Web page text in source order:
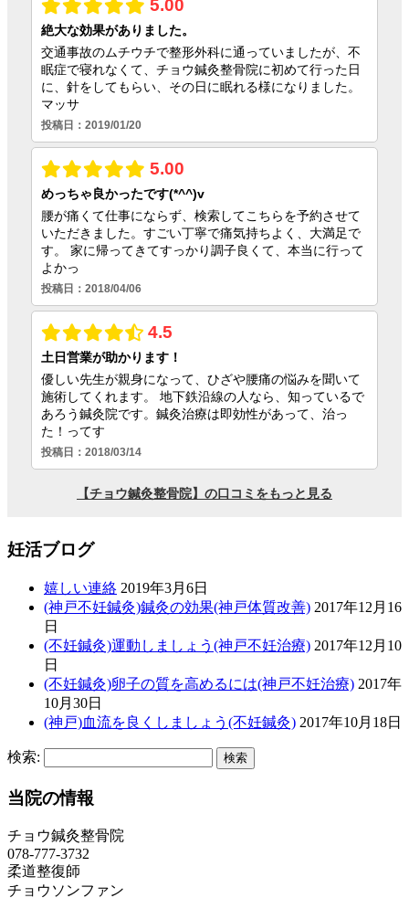
妊活ブログ
嬉しい連絡 2019年3月6日
(神戸不妊鍼灸)鍼灸の効果(神戸体質改善) 2017年12月16
日
(不妊鍼灸)運動しましょう(神戸不妊治療) 2017年12月10
日
(不妊鍼灸)卵子の質を高めるには(神戸不妊治療) 2017年
10月30日
(神戸)血流を良くしましょう(不妊鍼灸) 2017年10月18日
検索:
当院の情報
チョウ鍼灸整骨院
078-777-3732
柔道整復師
チョウ ソンファン